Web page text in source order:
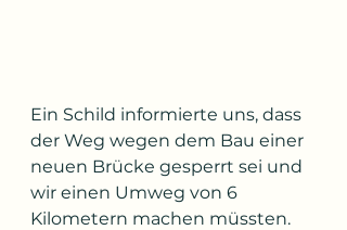
Ein Schild informierte uns, dass
der Weg wegen dem Bau einer
neuen Brücke gesperrt sei und
wir einen Umweg von 6
Kilometern machen müssten.